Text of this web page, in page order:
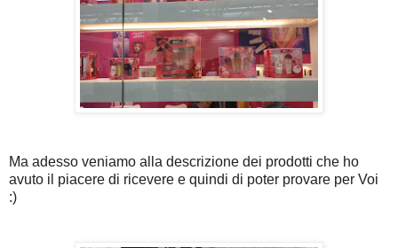
Ma adesso veniamo alla descrizione dei prodotti che ho
avuto il piacere di ricevere e quindi di poter provare per Voi
:)